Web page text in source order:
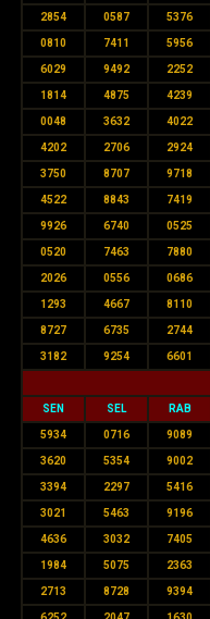
2854 0587 5376
0810 7411 5956
6029 9492 2252
1814 4875 4239
0048 3632 4022
4202 2706 2924
3750 8707 9718
4522 8843 7419
9926 6740 0525
0520 7463 7880
2026 0556 0686
1293 4667 8110
8727 6735 2744
3182 9254 6601
SEN SEL RAB
5934 0716 9089
3620 5354 9002
3394 2297 5416
3021 5463 9196
4636 3032 7405
1984 5075 2363
2713 8728 9394